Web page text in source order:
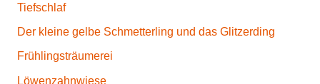
Tiefschlaf
Der kleine gelbe Schmetterling und das Glitzerding
Frühlingsträumerei
Löwenzahnwiese